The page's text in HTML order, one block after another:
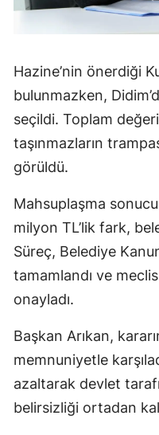
Hazine’nin önerdiği
bulunmazken,
seçildi. Toplam
taşınmazların
görüldü.
Mahsuplaşma
milyon TL’lik fark,
Süreç, Belediye
tamamlandı ve
onayladı.
Başkan Arıkan,
memnuniyetle
azaltarak devlet
belirsizliği ortadan